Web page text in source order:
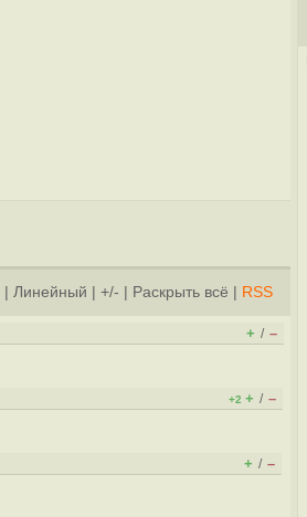
Линейный +/- Раскрыть всё RSS
+ / –
+2 + / –
+ / –